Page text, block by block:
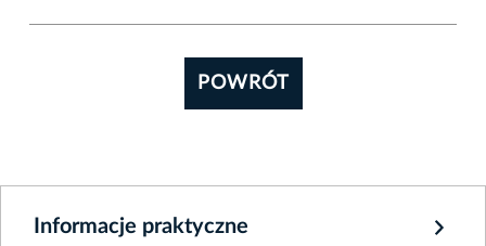
POWRÓT
Informacje praktyczne